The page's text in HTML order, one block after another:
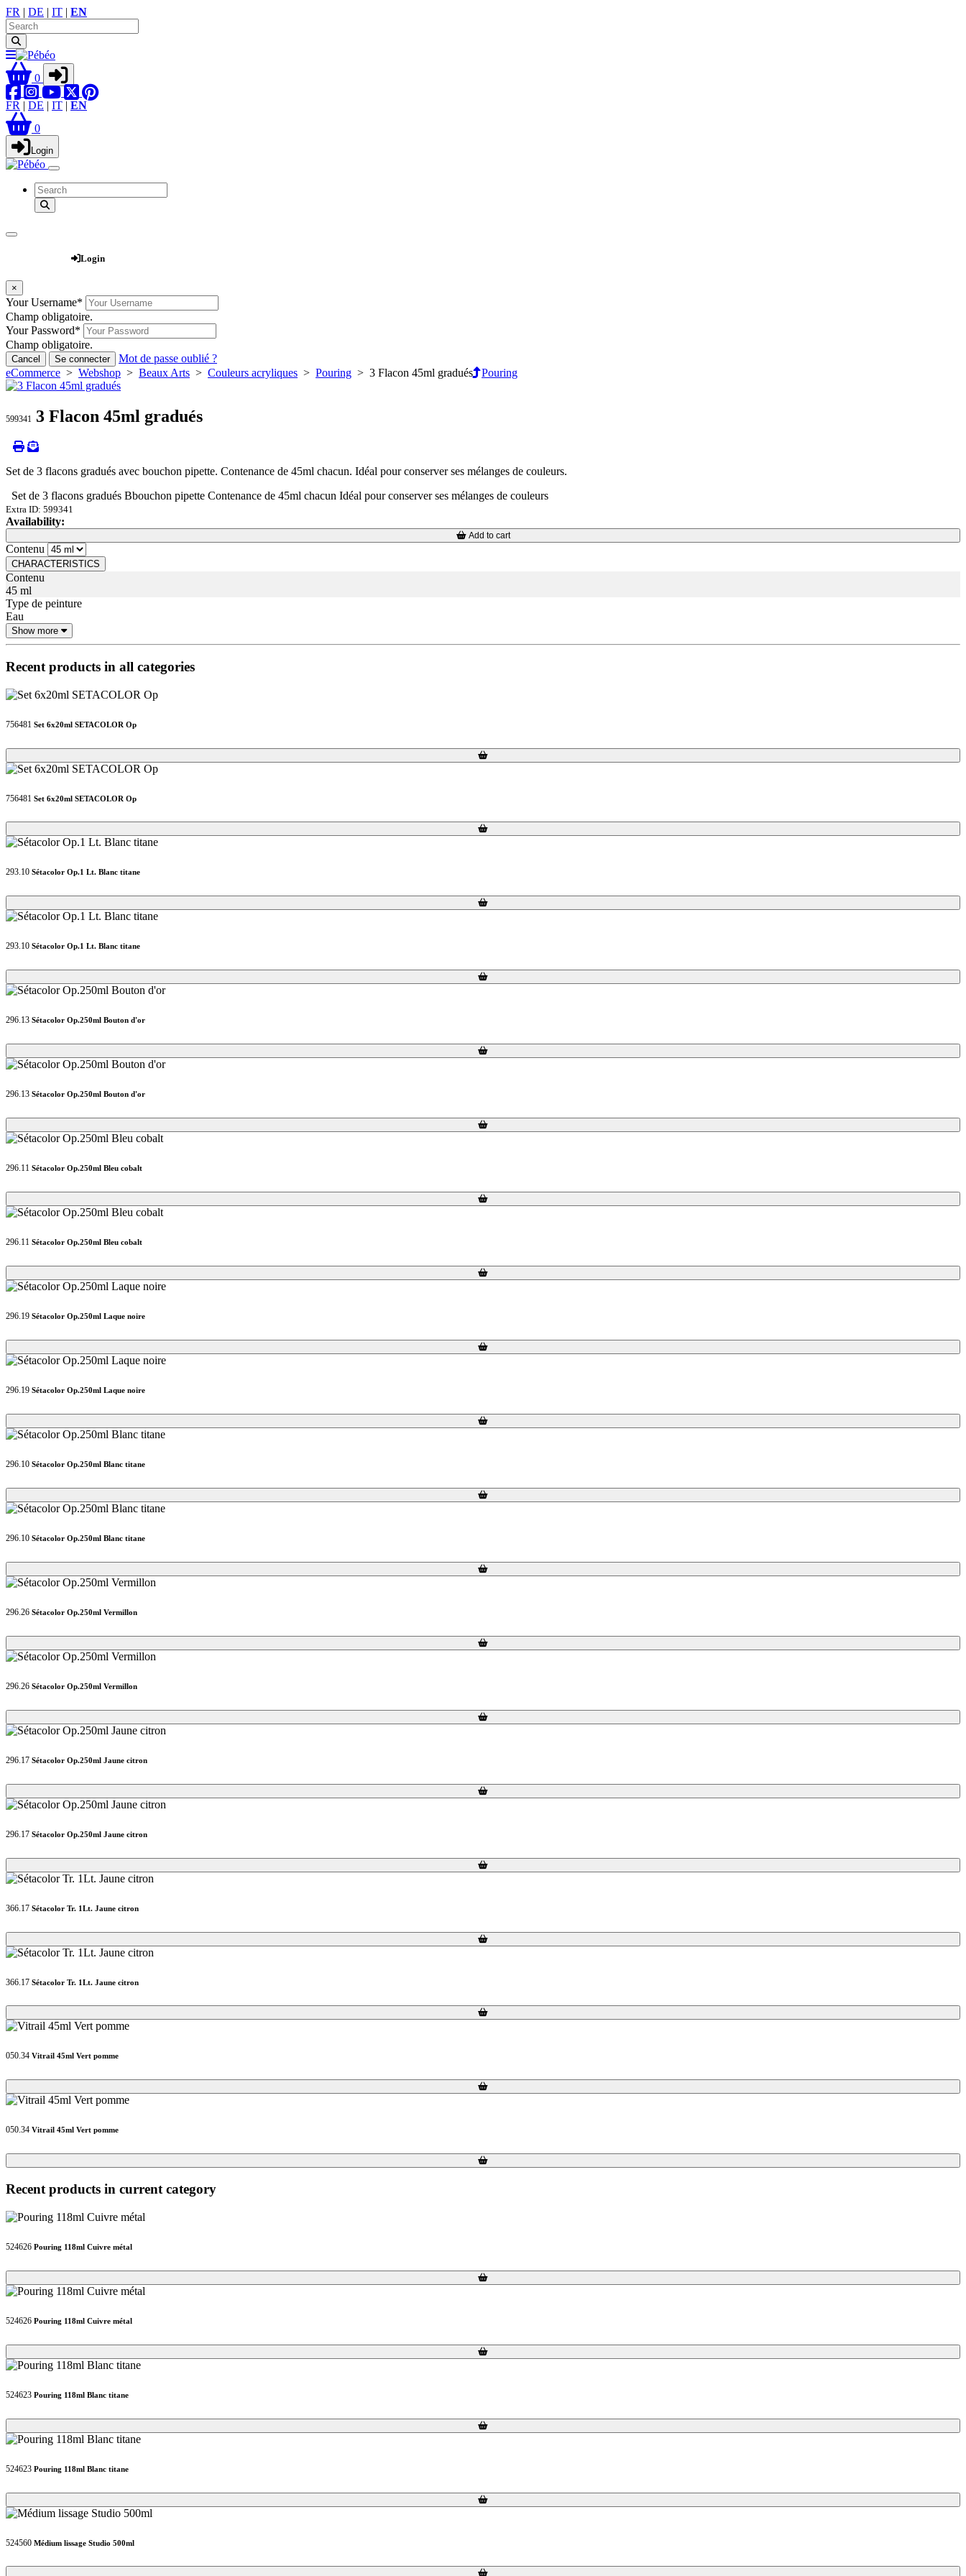
FR | DE | IT | EN
0
FR | DE | IT | EN
0
Login
Login
×
Your Username*
Champ obligatoire.
Your Password*
Champ obligatoire.
Cancel Se connecter
Mot de passe oublié ?
eCommerce > Webshop > Beaux Arts > Couleurs acryliques > Pouring > 3 Flacon 45ml gradués Pouring
599341 3 Flacon 45ml gradués
Set de 3 flacons gradués avec bouchon pipette. Contenance de 45ml chacun. Idéal pour conserver ses mélanges de couleurs.
Set de 3 flacons gradués Bbouchon pipette Contenance de 45ml chacun Idéal pour conserver ses mélanges de couleurs
Extra ID: 599341
Availability:
Loading...
Loading... Add to cart
Contenu
CHARACTERISTICS
Contenu
45 ml
Type de peinture
Eau
Show more
Recent products in all categories
756481 Set 6x20ml SETACOLOR Op
Loading...
Loading...
756481 Set 6x20ml SETACOLOR Op
Loading...
Loading...
293.10 Sétacolor Op.1 Lt. Blanc titane
Loading...
Loading...
293.10 Sétacolor Op.1 Lt. Blanc titane
Loading...
Loading...
296.13 Sétacolor Op.250ml Bouton d'or
Loading...
Loading...
296.13 Sétacolor Op.250ml Bouton d'or
Loading...
Loading...
296.11 Sétacolor Op.250ml Bleu cobalt
Loading...
Loading...
296.11 Sétacolor Op.250ml Bleu cobalt
Loading...
Loading...
296.19 Sétacolor Op.250ml Laque noire
Loading...
Loading...
296.19 Sétacolor Op.250ml Laque noire
Loading...
Loading...
296.10 Sétacolor Op.250ml Blanc titane
Loading...
Loading...
296.10 Sétacolor Op.250ml Blanc titane
Loading...
Loading...
296.26 Sétacolor Op.250ml Vermillon
Loading...
Loading...
296.26 Sétacolor Op.250ml Vermillon
Loading...
Loading...
296.17 Sétacolor Op.250ml Jaune citron
Loading...
Loading...
296.17 Sétacolor Op.250ml Jaune citron
Loading...
Loading...
366.17 Sétacolor Tr. 1Lt. Jaune citron
Loading...
Loading...
366.17 Sétacolor Tr. 1Lt. Jaune citron
Loading...
Loading...
050.34 Vitrail 45ml Vert pomme
Loading...
Loading...
050.34 Vitrail 45ml Vert pomme
Loading...
Loading...
Recent products in current category
524626 Pouring 118ml Cuivre métal
Loading...
Loading...
524626 Pouring 118ml Cuivre métal
Loading...
Loading...
524623 Pouring 118ml Blanc titane
Loading...
Loading...
524623 Pouring 118ml Blanc titane
Loading...
Loading...
524560 Médium lissage Studio 500ml
Loading...
Loading...